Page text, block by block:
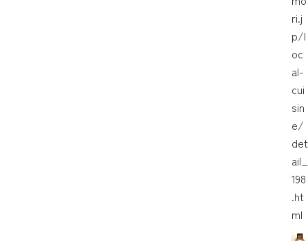
ri.j
p/l
oc
al-
cui
sin
e/
det
ail_
198
.ht
ml